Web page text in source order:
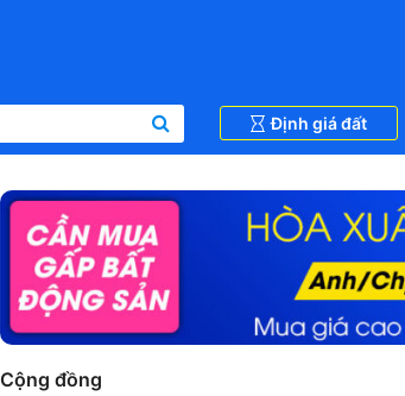
Định giá đất
Cộng đồng